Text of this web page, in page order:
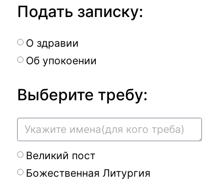
Подать записку:
О здравии
Об упокоении
Выберите требу:
Великий пост
Божественная Литургия